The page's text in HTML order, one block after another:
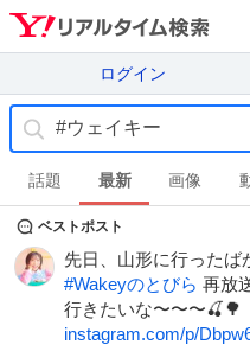
ログイン
話題 最新 画像
ベストポスト
先日、山形に行ったば
#Wakeyのとびら 再放
行きたいな〜〜〜🍒🌳
instagram.com/p/